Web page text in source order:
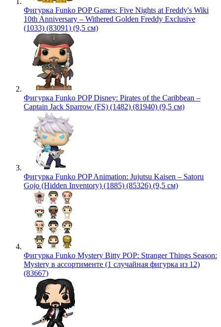
Фигурка Funko POP Games: Five Nights at Freddy's Wiki
10th Anniversary – Withered Golden Freddy Exclusive
(1033) (83091) (9,5 см)
Фигурка Funko POP Disney: Pirates of the Caribbean –
Captain Jack Sparrow (FS) (1482) (81940) (9,5 см)
Фигурка Funko POP Animation: Jujutsu Kaisen – Satoru
Gojo (Hidden Inventory) (1885) (85326) (9,5 см)
Фигурка Funko Mystery Bitty POP: Stranger Things Season:
Mystery в ассортименте (1 случайная фигурка из 12)
(83667)